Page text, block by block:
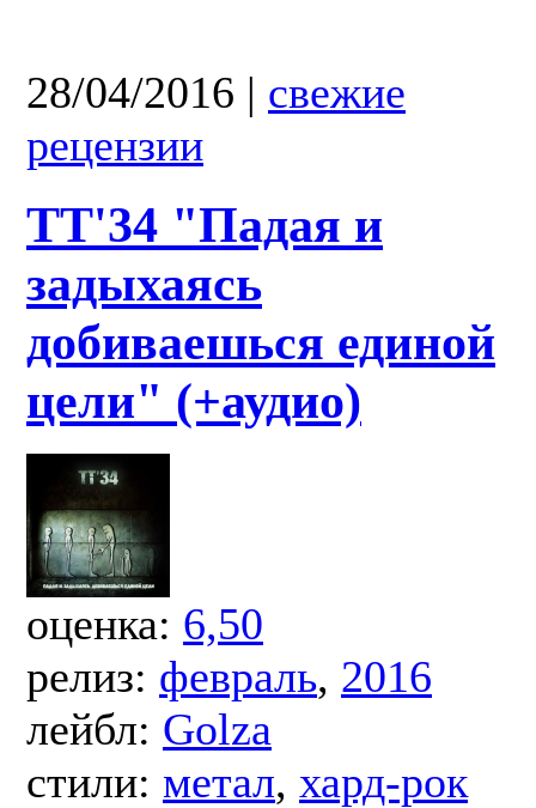
28/04/2016 | свежие
рецензии
TT'34 "Падая и
задыхаясь
добиваешься единой
цели" (+аудио)
оценка: 6,50
релиз: февраль, 2016
лейбл: Golza
стили: метал, хард-рок